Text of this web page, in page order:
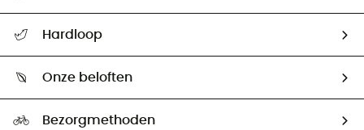
Mijn zending volgen
Retourzendingen & Terugbetalingen
Hardloop
Ambassadeurs
Onze beloften
Bezorgmethoden